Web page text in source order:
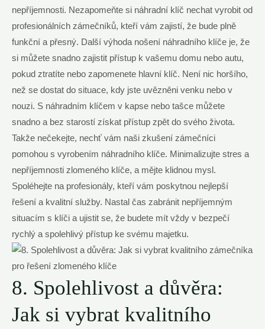
nepříjemnosti. Nezapomeňte si náhradní klíč nechat vyrobit od
profesionálních zámečníků, kteří vám zajistí, že bude plně
funkční a přesný. Další výhoda nošení náhradního klíče je, že
si můžete snadno zajistit přístup k vašemu domu nebo autu,
pokud ztratíte nebo zapomenete hlavní klíč. Není nic horšího,
než se dostat do situace, kdy jste uvězněni venku nebo v
nouzi. S náhradním klíčem v kapse nebo tašce můžete
snadno a bez starostí získat přístup zpět do svého života.
Takže nečekejte, nechť vám naši zkušení zámečníci
pomohou s vyrobením náhradního klíče. Minimalizujte stres a
nepříjemnosti zlomeného klíče, a mějte klidnou mysl.
Spoléhejte na profesionály, kteří vám poskytnou nejlepší
řešení a kvalitní služby. Nastal čas zabránit nepříjemným
situacím s klíči a ujistit se, že budete mít vždy v bezpečí
rychlý a spolehlivý přístup ke svému majetku.
8. Spolehlivost a důvěra:
Jak si vybrat kvalitního